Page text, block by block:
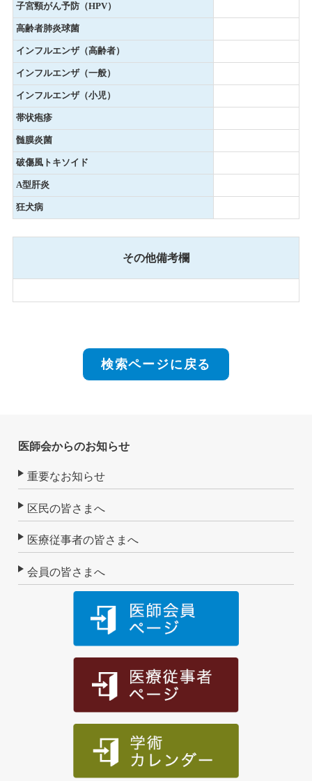
子宮頸がん予防（HPV）
高齢者肺炎球菌
インフルエンザ（高齢者）
インフルエンザ（一般）
インフルエンザ（小児）
帯状疱疹
髄膜炎菌
破傷風トキソイド
A型肝炎
狂犬病
その他備考欄
検索ページに戻る
医師会からのお知らせ
重要なお知らせ
区民の皆さまへ
医療従事者の皆さまへ
会員の皆さまへ